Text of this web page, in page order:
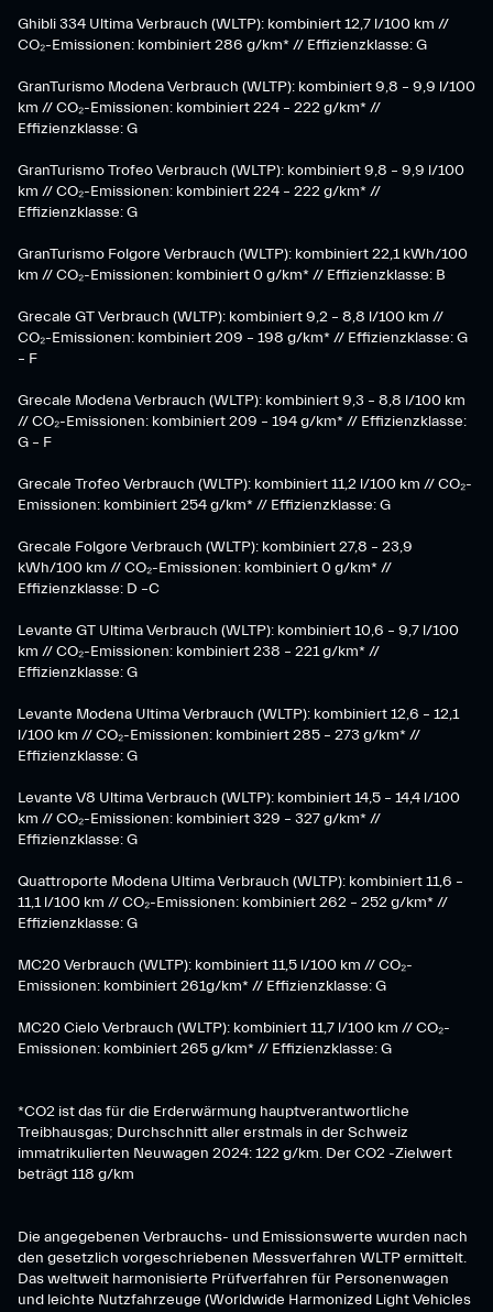
Ghibli 334 Ultima Verbrauch (WLTP): kombiniert 12,7 l/100 km //
CO₂-Emissionen: kombiniert 286 g/km* // Effizienzklasse: G
GranTurismo Modena Verbrauch (WLTP): kombiniert 9,8 – 9,9 l/100
km // CO₂-Emissionen: kombiniert 224 – 222 g/km* //
Effizienzklasse: G
GranTurismo Trofeo Verbrauch (WLTP): kombiniert 9,8 – 9,9 l/100
km // CO₂-Emissionen: kombiniert 224 – 222 g/km* //
Effizienzklasse: G
GranTurismo Folgore Verbrauch (WLTP): kombiniert 22,1 kWh/100
km // CO₂-Emissionen: kombiniert 0 g/km* // Effizienzklasse: B
Grecale GT Verbrauch (WLTP): kombiniert 9,2 – 8,8 l/100 km //
CO₂-Emissionen: kombiniert 209 – 198 g/km* // Effizienzklasse: G
– F
Grecale Modena Verbrauch (WLTP): kombiniert 9,3 – 8,8 l/100 km
// CO₂-Emissionen: kombiniert 209 – 194 g/km* // Effizienzklasse:
G – F
Grecale Trofeo Verbrauch (WLTP): kombiniert 11,2 l/100 km // CO₂-
Emissionen: kombiniert 254 g/km* // Effizienzklasse: G
Grecale Folgore Verbrauch (WLTP): kombiniert 27,8 – 23,9
kWh/100 km // CO₂-Emissionen: kombiniert 0 g/km* //
Effizienzklasse: D –C
Levante GT Ultima Verbrauch (WLTP): kombiniert 10,6 – 9,7 l/100
km // CO₂-Emissionen: kombiniert 238 – 221 g/km* //
Effizienzklasse: G
Levante Modena Ultima Verbrauch (WLTP): kombiniert 12,6 – 12,1
l/100 km // CO₂-Emissionen: kombiniert 285 – 273 g/km* //
Effizienzklasse: G
Levante V8 Ultima Verbrauch (WLTP): kombiniert 14,5 – 14,4 l/100
km // CO₂-Emissionen: kombiniert 329 – 327 g/km* //
Effizienzklasse: G
Quattroporte Modena Ultima Verbrauch (WLTP): kombiniert 11,6 –
11,1 l/100 km // CO₂-Emissionen: kombiniert 262 – 252 g/km* //
Effizienzklasse: G
MC20 Verbrauch (WLTP): kombiniert 11,5 l/100 km // CO₂-
Emissionen: kombiniert 261g/km* // Effizienzklasse: G
MC20 Cielo Verbrauch (WLTP): kombiniert 11,7 l/100 km // CO₂-
Emissionen: kombiniert 265 g/km* // Effizienzklasse: G
*CO2 ist das für die Erderwärmung hauptverantwortliche
Treibhausgas; Durchschnitt aller erstmals in der Schweiz
immatrikulierten Neuwagen 2024: 122 g/km. Der CO2 -Zielwert
beträgt 118 g/km
Die angegebenen Verbrauchs- und Emissionswerte wurden nach
den gesetzlich vorgeschriebenen Messverfahren WLTP ermittelt.
Das weltweit harmonisierte Prüfverfahren für Personenwagen
und leichte Nutzfahrzeuge (Worldwide Harmonized Light Vehicles